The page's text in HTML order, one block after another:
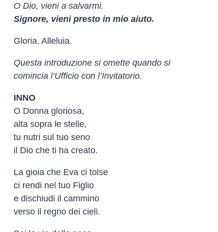
O Dio, vieni a salvarmi.
Signore, vieni presto in mio aiuto.
Gloria. Alleluia.
Questa introduzione si omette quando si
comincia l’Ufficio con l’Invitatorio.
INNO
O Donna gloriosa,
alta sopra le stelle,
tu nutri sul tuo seno
il Dio che ti ha creato.
La gioia che Eva ci tolse
ci rendi nel tuo Figlio
e dischiudi il cammino
verso il regno dei cieli.